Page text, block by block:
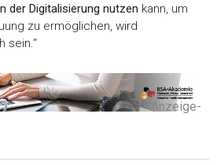
der Digitalisierung nutzen kann, um
zu ermöglichen, wird
sein.“
-Anzeige-